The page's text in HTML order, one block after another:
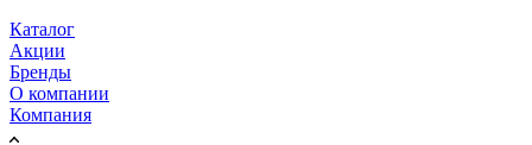
Каталог
Акции
Бренды
О компании
Компания